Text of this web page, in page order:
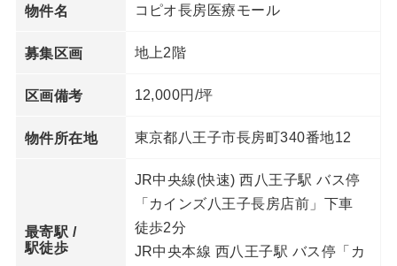
物件名 コピオ長房医療モール
募集区画 地上2階
区画備考 12,000円/坪
物件所在地 東京都八王子市長房町340番地12
最寄駅 /
駅徒歩
JR中央線(快速) 西八王子駅 バス停
「カインズ八王子長房店前」下車
徒歩2分
JR中央本線 西八王子駅 バス停「カ